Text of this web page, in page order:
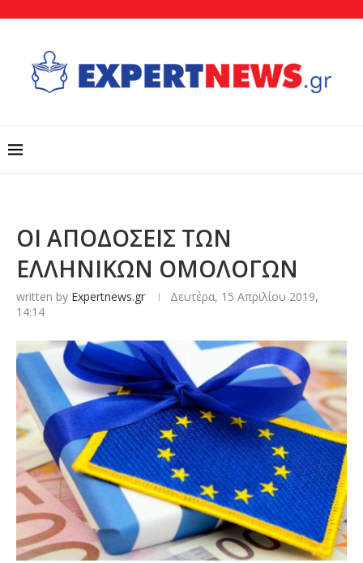
ΟΙ ΑΠΟΔΟΣΕΙΣ ΤΩΝ
ΕΛΛΗΝΙΚΩΝ ΟΜΟΛΟΓΩΝ
written by Expertnews.gr
Δευτέρα, 15 Απριλίου 2019,
14:14